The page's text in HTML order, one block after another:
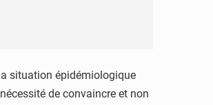
situation épidémiologique
de convaincre et non